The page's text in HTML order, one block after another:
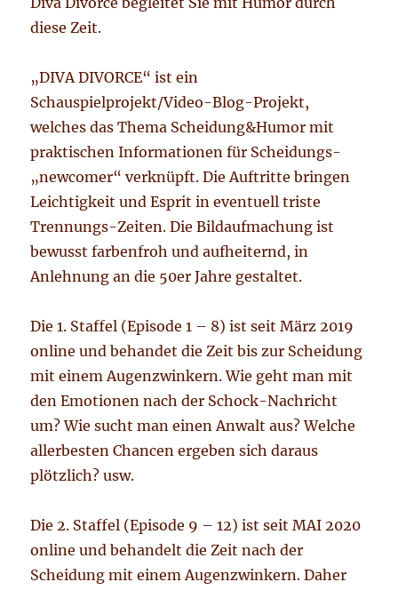
diese Zeit.
„DIVA DIVORCE“ ist ein
Schauspielprojekt/Video-Blog-Projekt,
welches das Thema Scheidung&Humor mit
praktischen Informationen für Scheidungs-
„newcomer“ verknüpft. Die Auftritte bringen
Leichtigkeit und Esprit in eventuell triste
Trennungs-Zeiten. Die Bildaufmachung ist
bewusst farbenfroh und aufheiternd, in
Anlehnung an die 50er Jahre gestaltet.
Die 1. Staffel (Episode 1 – 8) ist seit März 2019
online und behandet die Zeit bis zur Scheidung
mit einem Augenzwinkern. Wie geht man mit
den Emotionen nach der Schock-Nachricht
um? Wie sucht man einen Anwalt aus? Welche
allerbesten Chancen ergeben sich daraus
plötzlich? usw.
Die 2. Staffel (Episode 9 – 12) ist seit MAI 2020
online und behandelt die Zeit nach der
Scheidung mit einem Augenzwinkern. Daher